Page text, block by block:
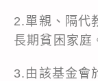
2.單親、隔代
長期貧困家庭
3.由該基金會